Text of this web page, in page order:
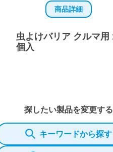
商品詳細
虫よけバリア クルマ用
個入
探したい製品を変更する
キーワードから探す